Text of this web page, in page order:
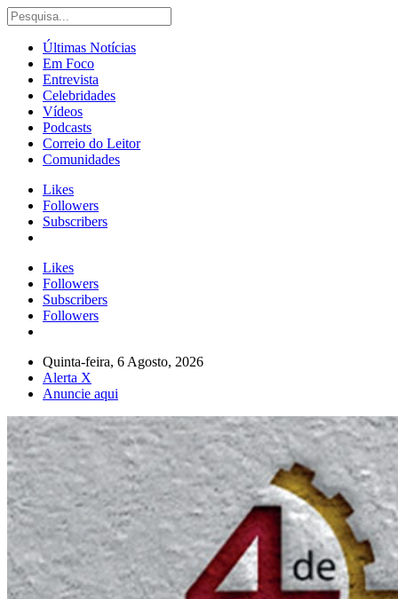
Últimas Notícias
Em Foco
Entrevista
Celebridades
Vídeos
Podcasts
Correio do Leitor
Comunidades
Likes
Followers
Subscribers
Likes
Followers
Subscribers
Followers
Quinta-feira, 6 Agosto, 2026
Alerta X
Anuncie aqui